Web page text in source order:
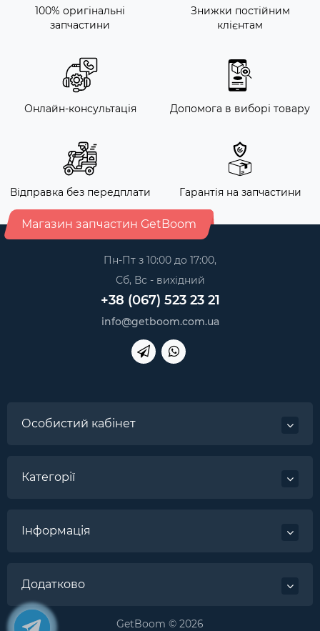
100% оригінальні
запчастини
Знижки постійним
клієнтам
Онлайн-консультація Допомога в виборі товару
Відправка без передплати Гарантія на запчастини
Магазин запчастин GetBoom
Пн-Пт з 10:00 до 17:00,
Сб, Вс - вихідний
+38 (067) 523 23 21
info@getboom.com.ua
Особистий кабінет
Категорії
Інформація
Додатково
GetBoom © 2026